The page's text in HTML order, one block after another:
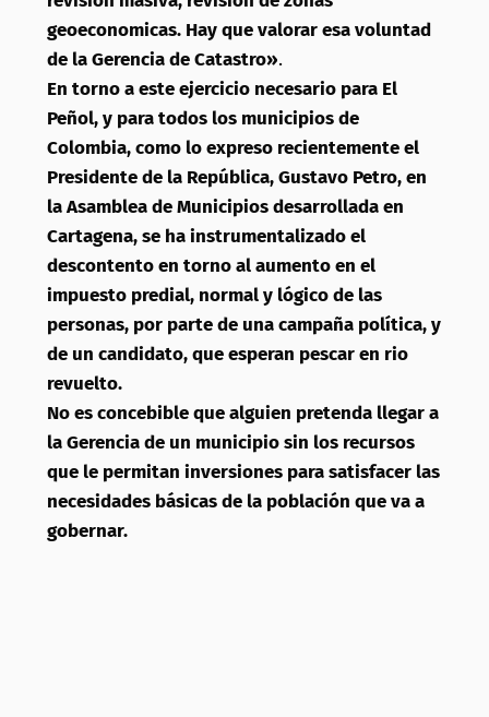
geoeconomicas. Hay que valorar esa voluntad
de la Gerencia de Catastro».
En torno a este ejercicio necesario para El
Peñol, y para todos los municipios de
Colombia, como lo expreso recientemente el
Presidente de la República, Gustavo Petro, en
la Asamblea de Municipios desarrollada en
Cartagena, se ha instrumentalizado el
descontento en torno al aumento en el
impuesto predial, normal y lógico de las
personas, por parte de una campaña política, y
de un candidato, que esperan pescar en rio
revuelto.
No es concebible que alguien pretenda llegar a
la Gerencia de un municipio sin los recursos
que le permitan inversiones para satisfacer las
necesidades básicas de la población que va a
gobernar.